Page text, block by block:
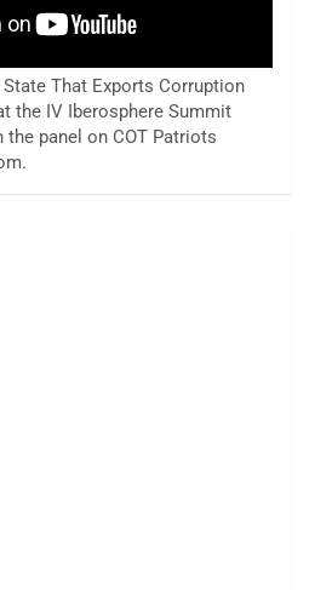
That Exports Corruption
the IV Iberosphere Summit
panel on COT Patriots